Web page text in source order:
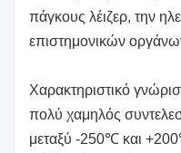
πάγκους λέιζερ, την
επιστημονικών
Χαρακτηριστικό
πολύ χαμηλός
μεταξύ -250℃ και